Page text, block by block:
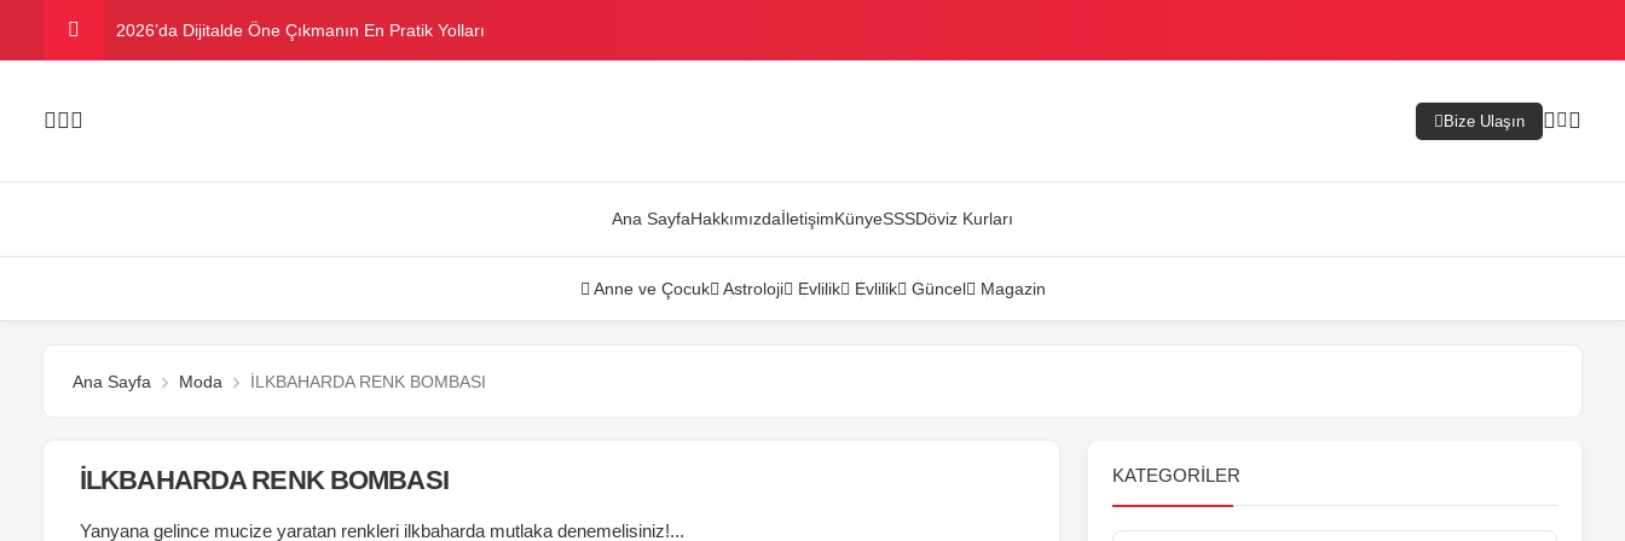
2026’da Dijitalde Öne Çıkmanın En Pratik Yolları
Bize Ulaşın
Ana SayfaHakkımızdaİletişimKünyeSSSDöviz Kurları
Anne ve Çocuk Astroloji Evlilik Evlilik Güncel Magazin
Ana Sayfa Moda İLKBAHARDA RENK BOMBASI
İLKBAHARDA RENK BOMBASI
Yanyana gelince mucize yaratan renkleri ilkbaharda mutlaka denemelisiniz!...
KATEGORILER